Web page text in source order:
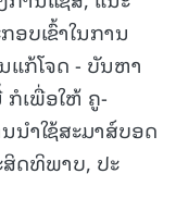
ອບເຂົ້າໃນການ
ແກ້ໂຈດ - ບັນຫາ
ເພື່ອໃຫ້ ຄູ-
ນຳໃຊ້ສະມາສ໌ບອດ
ດທິພາບ, ປະ